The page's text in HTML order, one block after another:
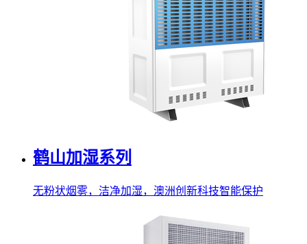
鹤山加湿系列
无粉状烟雾，洁净加湿，澳洲创新科技智能保护